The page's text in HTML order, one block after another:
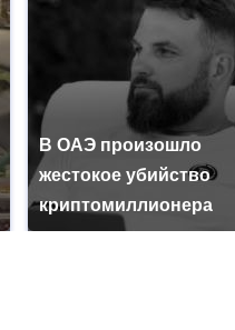
В ОАЭ произошло
жестокое убийство
криптомиллионера